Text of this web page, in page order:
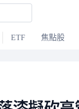
ETF 焦點股